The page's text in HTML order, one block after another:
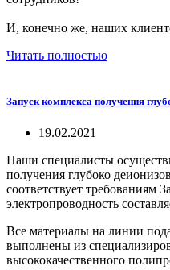
И, конечно же, наших
Читать полностью
Запуск комплекса получения
19.02.2021
Наши специалисты
получения глубоко
соответствует требованиям
электропроводность
Все материалы на линии
выполнены из
высококачественного